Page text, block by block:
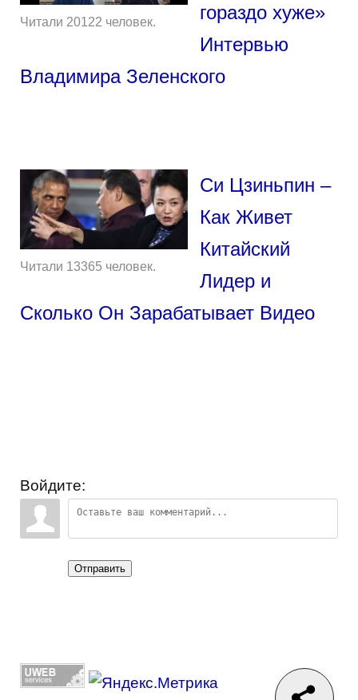
Читали 20122 человек.
гораздо хуже»
Интервью
Владимира Зеленского
Читали 13365 человек.
Си Цзиньпин –
Как Живет
Китайский
Лидер и
Сколько Он Зарабатывает Видео
Войдите:
Отправить